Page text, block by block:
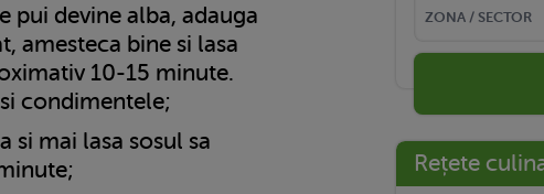
pui devine alba, adauga
amesteca bine si lasa
10-15 minute.
condimentele;
si mai lasa sosul sa
Rețete